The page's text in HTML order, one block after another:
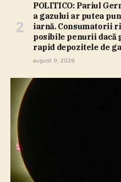
POLITICO: Pariul
a gazului ar putea
iarnă. Consumatorii
posibile penurii dacă
rapid depozitele de
august 9, 2026